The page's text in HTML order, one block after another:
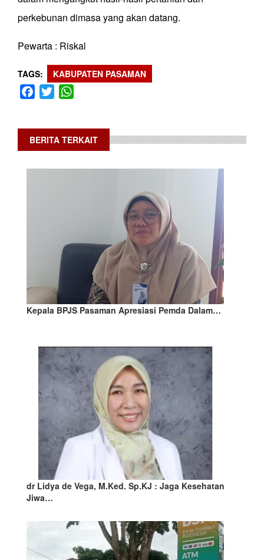
perkebunan dimasa yang akan datang.
Pewarta : Riskal
TAGS KABUPATEN PASAMAN
Facebook
Twitter
BERITA TERKAIT
Kepala BPJS Pasaman Apresiasi Pemda Dalam…
dr Lidya de Vega, M.Ked. Sp.KJ : Jaga Kesehatan
Jiwa…